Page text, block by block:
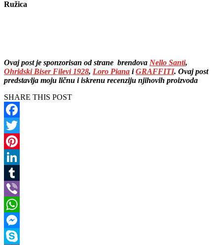
Ružica
Ovaj post je sponzorisan od strane brendova Nello Santi,
Ohridski Biser Filevi 1928, Loro Piana iGRAFFITI. Ovaj post
predstavlja moju ličnu i iskrenu recenziju njihovih proizvoda
SHARE THIS POST
Facebook
Twitter
Pinterest
LinkedIn
Tumblr
Viber
WhatsApp
Messenger